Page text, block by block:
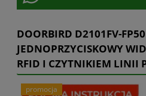
DOORBIRD D2101FV-FP50
JEDNOPRZYCISKOWY
RFID I CZYTNIKIEM LINII
promocja